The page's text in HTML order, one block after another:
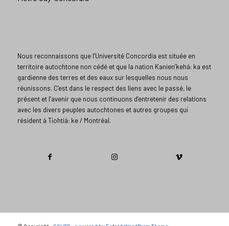
Nous reconnaissons que l’Université Concordia est située en
territoire autochtone non cédé et que la nation Kanien’kehá: ka est
gardienne des terres et des eaux sur lesquelles nous nous
réunissons. C’est dans le respect des liens avec le passé, le
présent et l’avenir que nous continuons d’entretenir des relations
avec les divers peuples autochtones et autres groupes qui
résident à Tiohtiá: ke / Montréal.​